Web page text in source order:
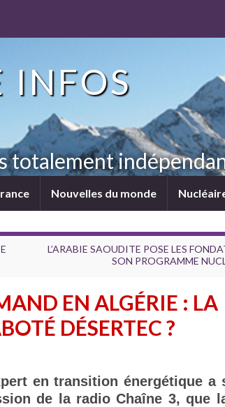
INFOS
Nouvelles du monde
L’ARABIE SAOUDITE POSE LES
SON PROGRAMME
EN ALGÉRIE : LA
DÉSERTEC ?
en transition énergétique a
de la radio Chaîne 3, que